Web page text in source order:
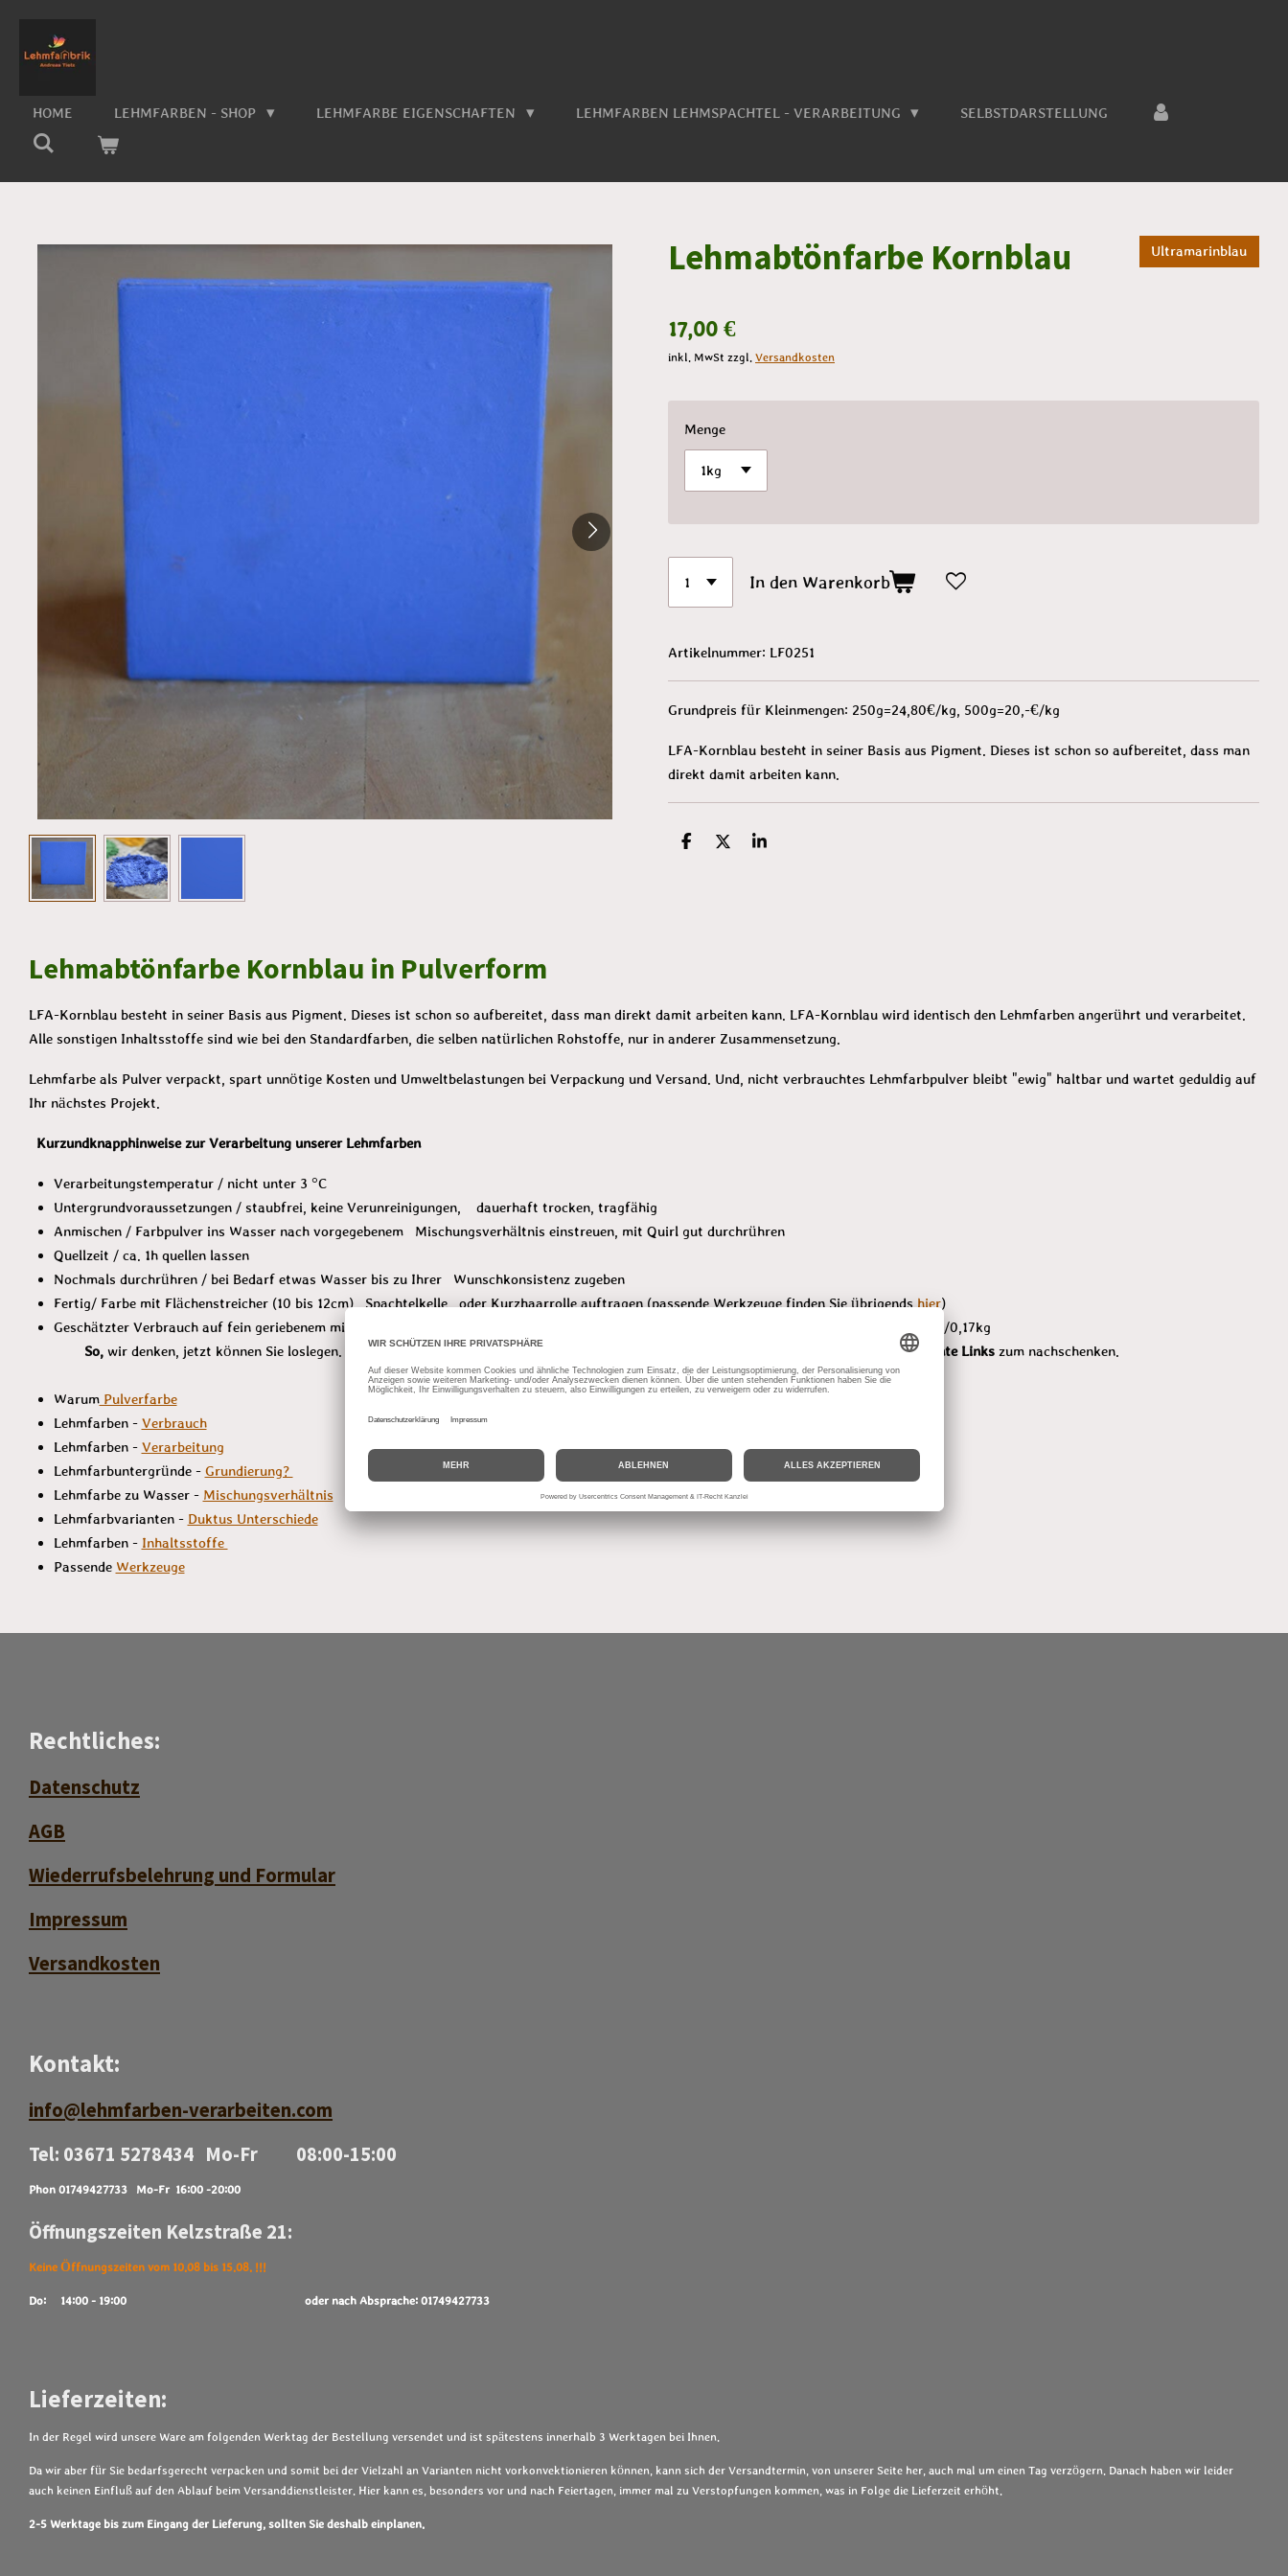
Hauptinhalt
springen
HOME LEHMFARBEN - SHOP LEHMFARBE EIGENSCHAFTEN LEHMFARBEN LEHMSPACHTEL - VERARBEITUNG SELBSTDARSTELLUNG
Lehmabtönfarbe Kornblau Ultramarinblau
17,00 €
inkl. MwSt zzgl. Versandkosten
Menge
In den Warenkorb
Artikelnummer: LF0251
Grundpreis für Kleinmengen: 250g=24,80€/kg, 500g=20,-€/kg
LFA-Kornblau besteht in seiner Basis aus Pigment. Dieses ist schon so aufbereitet, dass man
direkt damit arbeiten kann.
T
T
T
Lehmabtönfarbe Kornblau in Pulverform
LFA-Kornblau besteht in seiner Basis aus Pigment. Dieses ist schon so aufbereitet, dass man direkt damit arbeiten kann. LFA-Kornblau wird identisch den Lehmfarben angerührt und verarbeitet.
Alle sonstigen Inhaltsstoffe sind wie bei den Standardfarben, die selben natürlichen Rohstoffe, nur in anderer Zusammensetzung.
Lehmfarbe als Pulver verpackt, spart unnötige Kosten und Umweltbelastungen bei Verpackung und Versand. Und, nicht verbrauchtes Lehmfarbpulver bleibt "ewig" haltbar und wartet geduldig auf
Ihr nächstes Projekt.
Kurzundknapphinweise zur Verarbeitung unserer Lehmfarben
Verarbeitungstemperatur / nicht unter 3 °C
Untergrundvoraussetzungen / staubfrei, keine Verunreinigungen, dauerhaft trocken, tragfähig
Anmischen / Farbpulver ins Wasser nach vorgegebenem Mischungsverhältnis einstreuen, mit Quirl gut durchrühren
Quellzeit / ca. 1h quellen lassen
Nochmals durchrühren / bei Bedarf etwas Wasser bis zu Ihrer Wunschkonsistenz zugeben
Fertig/ Farbe mit Flächenstreicher (10 bis 12cm), Spachtelkelle oder Kurzhaarrolle auftragen (passende Werkzeuge finden Sie übrigends hier)
Geschätzter Verbrauch auf fein geriebenem mineralischem Untergrund je m²: Lehmfarbe/0,14kg, Lehmfarbe-samtrau/0,15kg, Lehmstreichputz/0,17kg
So, wir denken, jetzt können Sie loslegen. Oder ist der Wissensdurst doch noch nicht gestillt? Dann haben wir hier noch ein par interessante Linkszum nachschenken.
WarumPulverfarbe
Lehmfarben - Verbrauch
Lehmfarben - Verarbeitung
Lehmfarbuntergründe - Grundierung?
Lehmfarbe zu Wasser - Mischungsverhältnis
Lehmfarbvarianten - Duktus Unterschiede
Lehmfarben - Inhaltsstoffe
Passende Werkzeuge
Rechtliches:
Datenschutz
AGB
Wiederrufsbelehrung und Formular
Impressum
Versandkosten
Kontakt:
info@lehmfarben-verarbeiten.com
Tel: 03671 5278434 Mo-Fr 08:00-15:00
Phon 01749427733 Mo-Fr 16:00 -20:00
Öffnungszeiten Kelzstraße 21:
Keine Öffnungszeiten vom 10.08 bis 15.08. !!!
Do: 14:00 - 19:00 oder nach Absprache: 01749427733
Lieferzeiten:
In der Regel wird unsere Ware am folgenden Werktag der Bestellung versendet und ist spätestens innerhalb 3 Werktagen bei Ihnen.
Da wir aber für Sie bedarfsgerecht verpacken und somit bei der Vielzahl an Varianten nicht vorkonvektionieren können, kann sich der Versandtermin, von unserer Seite her, auch mal um einen Tag verzögern. Danach haben wir leider
auch keinen Einfluß auf den Ablauf beim Versanddienstleister. Hier kann es, besonders vor und nach Feiertagen, immer mal zu Verstopfungen kommen, was in Folge die Lieferzeit erhöht.
2-5 Werktage bis zum Eingang der Lieferung, sollten Sie deshalb einplanen.